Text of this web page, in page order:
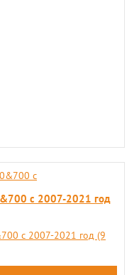
c 2007-2021 год
c 2007-2021 год (9